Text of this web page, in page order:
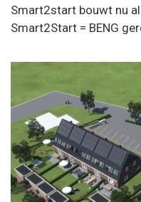
Smart2start bouwt nu
Smart2Start = BENG